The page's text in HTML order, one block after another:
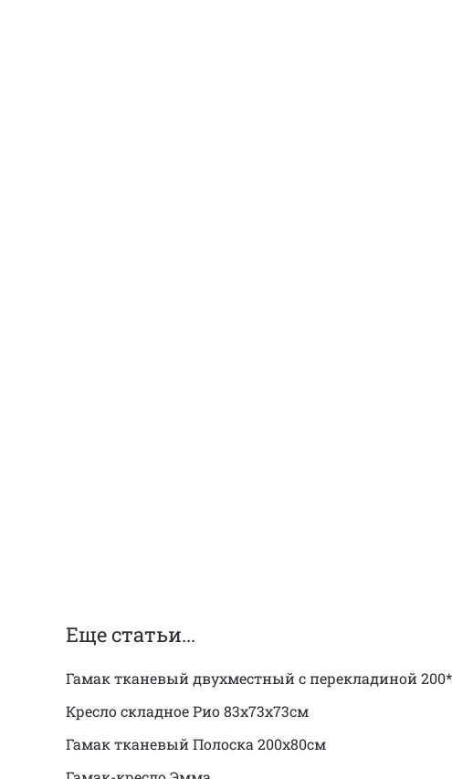
Еще статьи...
Гамак тканевый двухместный с перекладиной
Кресло складное Рио 83х73х73см
Гамак тканевый Полоска 200х80см